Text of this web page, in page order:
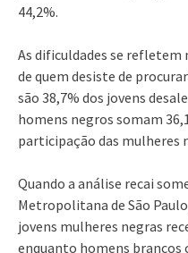
44,2%.
As dificuldades se refletem
de quem desiste de
são 38,7% dos jovens
homens negros somam
participação das mulheres
Quando a análise recai
Metropolitana de São
jovens mulheres negras
enquanto homens brancos